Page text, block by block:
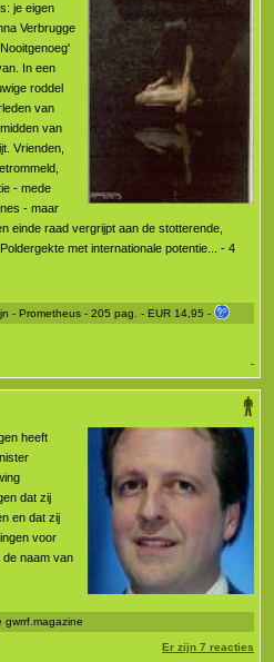
je eigen
Verbrugge
In een
roddel
van
van
Vrienden,
- mede
- maar
einde raad vergrijpt aan de stotterende,
met internationale potentie... - 4
- Prometheus - 205 pag. - EUR 14,95 -
heeft
dat zij
en dat zij
voor
de naam van
gwrrf.magazine
Er zijn 7 reacties